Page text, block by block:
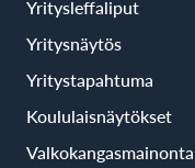
Yritysleffaliput
Yritysnäytös
Yritystapahtuma
Koululaisnäytökset
Valkokangasmainonta